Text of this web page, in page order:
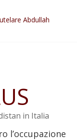
trasformata in
Abdullah
sotto minaccia
ostacolerebbe
i crimini di guerra
in Italia
l’occupazione